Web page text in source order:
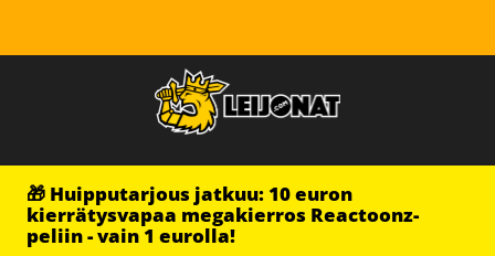
🎁 Huipputarjous jatkuu: 10 euron
kierrätysvapaa megakierros Reactoonz-
peliin - vain 1 eurolla!